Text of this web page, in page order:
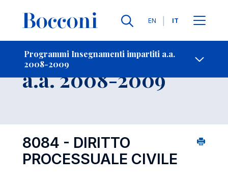
Lingue
EN IT
Programmi Insegnamenti impartiti a.a.
2008-2009
-
Insegnamento
a.a. 2008-2009
8084 - DIRITTO
PROCESSUALE CIVILE